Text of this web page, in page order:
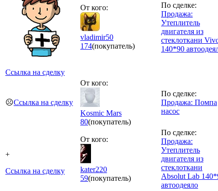
Ссылка на сделку
От кого:
vladimir50
174(покупатель)
По сделке:
Продажа:
Утеплитель
двигателя из
стеклоткани
140*90
☹️Ссылка на сделку
От кого:
Kosmic Mars
80(покупатель)
По сделке:
Продажа: Помпа
насос
+
Ссылка на сделку
От кого:
kater220
59(покупатель)
По сделке:
Продажа:
Утеплитель
двигателя из
стеклоткани
Absolut Lab
автоодеяло